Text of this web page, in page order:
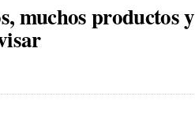
muchos productos y